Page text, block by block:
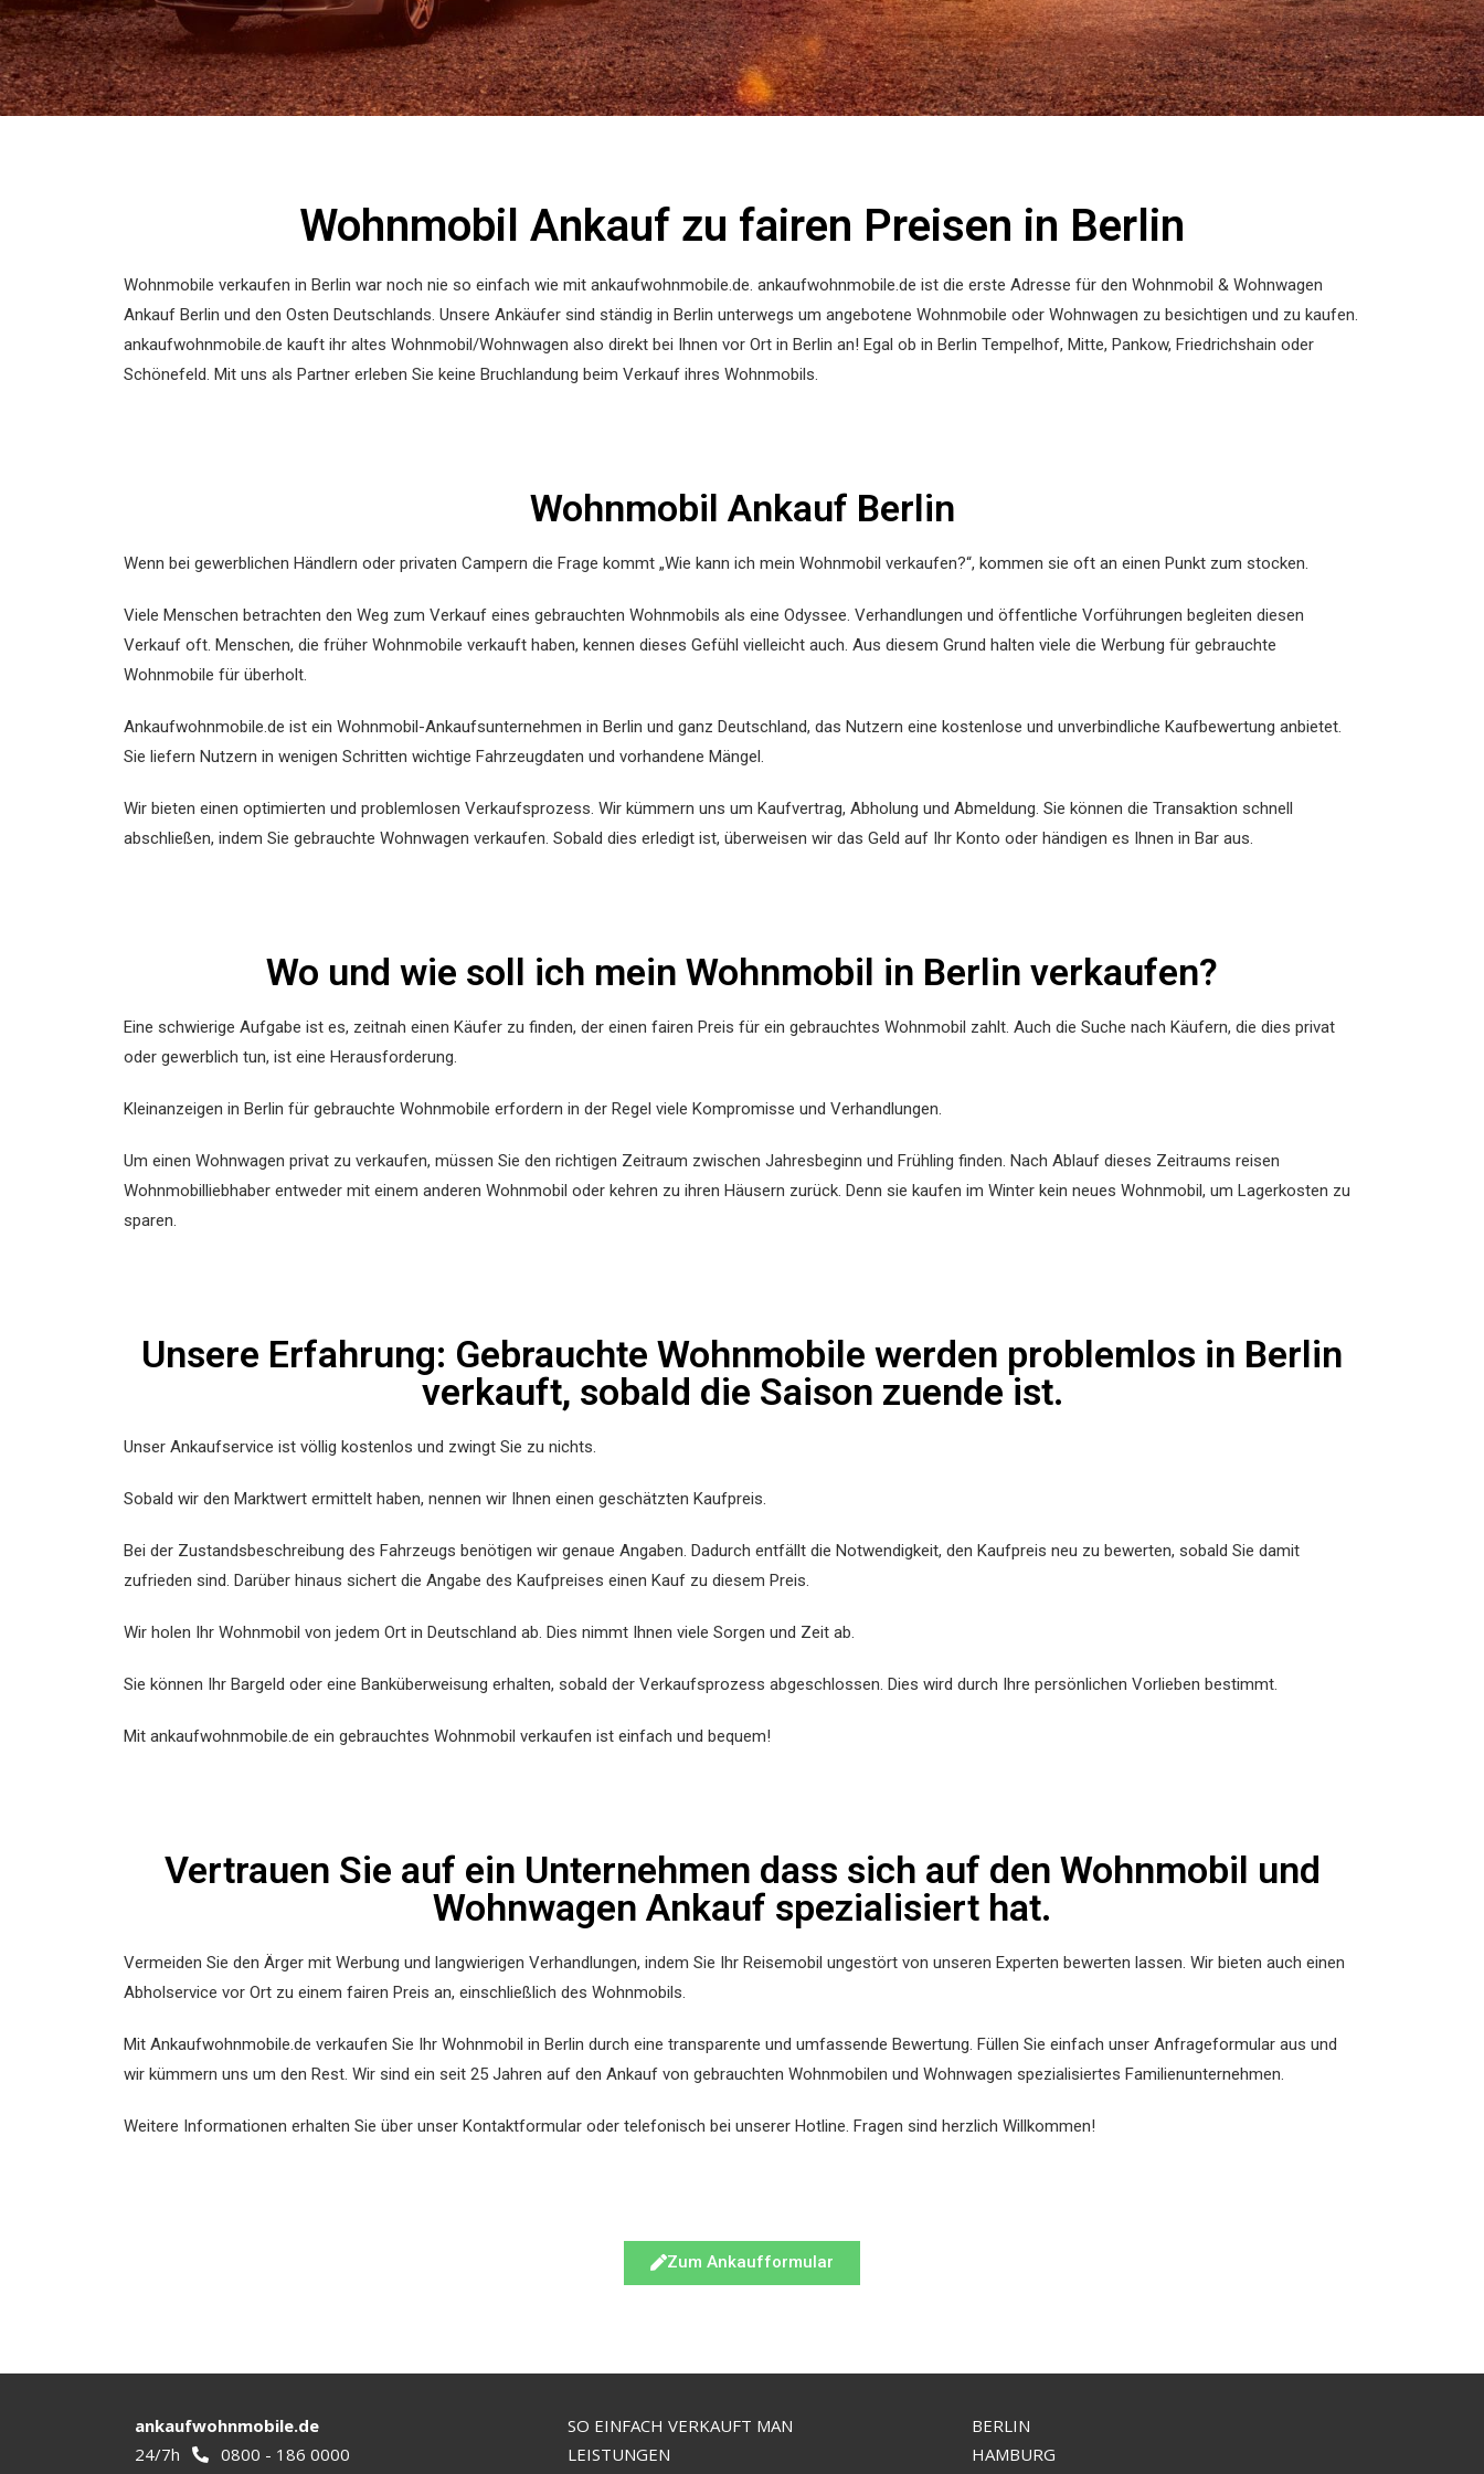
Wohnmobil Ankauf zu fairen Preisen in Berlin​
Wohnmobile verkaufen in Berlin war noch nie so einfach wie mit ankaufwohnmobile.de. ankaufwohnmobile.de ist die erste Adresse für den Wohnmobil & Wohnwagen
Ankauf Berlin und den Osten Deutschlands. Unsere Ankäufer sind ständig in Berlin unterwegs um angebotene Wohnmobile oder Wohnwagen zu besichtigen und zu kaufen.
ankaufwohnmobile.de kauft ihr altes Wohnmobil/Wohnwagen also direkt bei Ihnen vor Ort in Berlin an! Egal ob in Berlin Tempelhof, Mitte, Pankow, Friedrichshain oder
Schönefeld. Mit uns als Partner erleben Sie keine Bruchlandung beim Verkauf ihres Wohnmobils.
Wohnmobil Ankauf Berlin
Wenn bei gewerblichen Händlern oder privaten Campern die Frage kommt „Wie kann ich mein Wohnmobil verkaufen?“, kommen sie oft an einen Punkt zum stocken.
Viele Menschen betrachten den Weg zum Verkauf eines gebrauchten Wohnmobils als eine Odyssee. Verhandlungen und öffentliche Vorführungen begleiten diesen
Verkauf oft. Menschen, die früher Wohnmobile verkauft haben, kennen dieses Gefühl vielleicht auch. Aus diesem Grund halten viele die Werbung für gebrauchte
Wohnmobile für überholt.
Ankaufwohnmobile.de ist ein Wohnmobil-Ankaufsunternehmen in Berlin und ganz Deutschland, das Nutzern eine kostenlose und unverbindliche Kaufbewertung anbietet.
Sie liefern Nutzern in wenigen Schritten wichtige Fahrzeugdaten und vorhandene Mängel.
Wir bieten einen optimierten und problemlosen Verkaufsprozess. Wir kümmern uns um Kaufvertrag, Abholung und Abmeldung. Sie können die Transaktion schnell
abschließen, indem Sie gebrauchte Wohnwagen verkaufen. Sobald dies erledigt ist, überweisen wir das Geld auf Ihr Konto oder händigen es Ihnen in Bar aus.
Wo und wie soll ich mein Wohnmobil in Berlin verkaufen?
Eine schwierige Aufgabe ist es, zeitnah einen Käufer zu finden, der einen fairen Preis für ein gebrauchtes Wohnmobil zahlt. Auch die Suche nach Käufern, die dies privat
oder gewerblich tun, ist eine Herausforderung.
Kleinanzeigen in Berlin für gebrauchte Wohnmobile erfordern in der Regel viele Kompromisse und Verhandlungen.
Um einen Wohnwagen privat zu verkaufen, müssen Sie den richtigen Zeitraum zwischen Jahresbeginn und Frühling finden. Nach Ablauf dieses Zeitraums reisen
Wohnmobilliebhaber entweder mit einem anderen Wohnmobil oder kehren zu ihren Häusern zurück. Denn sie kaufen im Winter kein neues Wohnmobil, um Lagerkosten zu
sparen.
Unsere Erfahrung: Gebrauchte Wohnmobile werden problemlos in Berlin
verkauft, sobald die Saison zuende ist.
Unser Ankaufservice ist völlig kostenlos und zwingt Sie zu nichts.
Sobald wir den Marktwert ermittelt haben, nennen wir Ihnen einen geschätzten Kaufpreis.
Bei der Zustandsbeschreibung des Fahrzeugs benötigen wir genaue Angaben. Dadurch entfällt die Notwendigkeit, den Kaufpreis neu zu bewerten, sobald Sie damit
zufrieden sind. Darüber hinaus sichert die Angabe des Kaufpreises einen Kauf zu diesem Preis.
Wir holen Ihr Wohnmobil von jedem Ort in Deutschland ab. Dies nimmt Ihnen viele Sorgen und Zeit ab.
Sie können Ihr Bargeld oder eine Banküberweisung erhalten, sobald der Verkaufsprozess abgeschlossen. Dies wird durch Ihre persönlichen Vorlieben bestimmt.
Mit ankaufwohnmobile.de ein gebrauchtes Wohnmobil verkaufen ist einfach und bequem!
Vertrauen Sie auf ein Unternehmen dass sich auf den Wohnmobil und
Wohnwagen Ankauf spezialisiert hat.
Vermeiden Sie den Ärger mit Werbung und langwierigen Verhandlungen, indem Sie Ihr Reisemobil ungestört von unseren Experten bewerten lassen. Wir bieten auch einen
Abholservice vor Ort zu einem fairen Preis an, einschließlich des Wohnmobils.
Mit Ankaufwohnmobile.de verkaufen Sie Ihr Wohnmobil in Berlin durch eine transparente und umfassende Bewertung. Füllen Sie einfach unser Anfrageformular aus und
wir kümmern uns um den Rest. Wir sind ein seit 25 Jahren auf den Ankauf von gebrauchten Wohnmobilen und Wohnwagen spezialisiertes Familienunternehmen.
Weitere Informationen erhalten Sie über unser Kontaktformular oder telefonisch bei unserer Hotline. Fragen sind herzlich Willkommen!
Zum Ankaufformular
ankaufwohnmobile.de
24/7h
0800 - 186 0000
SO EINFACH VERKAUFT MAN
LEISTUNGEN
BERLIN
HAMBURG